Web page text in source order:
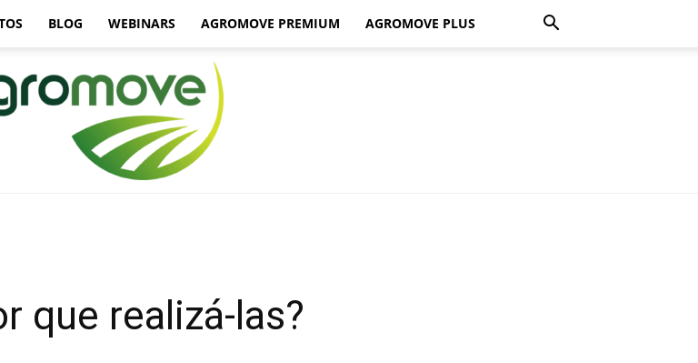
BLOG WEBINARS AGROMOVE PREMIUM AGROMOVE PLUS
que realizá-las?